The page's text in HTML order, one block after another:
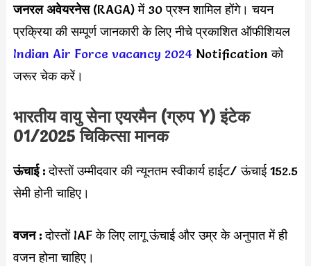
जनरल अवेयरनेस(RAGA) में 30 प्रश्न शामिल होंगे। चयन
प्रक्रिया की सम्पूर्ण जानकारी के लिए नीचे प्रकाशित ऑफीशियल
Indian Air Force vacancy 2024 Notification को
जरूर चेक करें।
भारतीय वायु सेना एयरमैन (ग्रुप Y) इंटेक
01/2025 चिकित्सा मानक
ऊंचाई :दोस्तों उम्मीदवार की न्यूनतम स्वीकार्य हाईट/ ऊंचाई 152.5
सेमी होनी चाहिए।
वजन :दोस्तों IAF के लिए लागू ऊंचाई और उम्र के अनुपात में ही
वजन होना चाहिए।